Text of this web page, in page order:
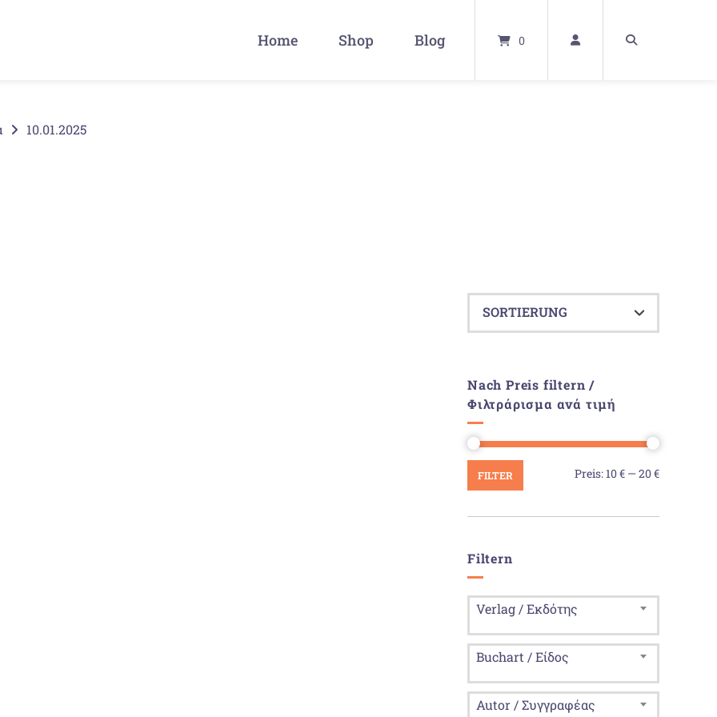
Home Shop Blog 0
10.01.2025
Nach Preis filtern /
Φιλτράρισμα ανά τιμή
Min.
Max.
FILTER Preis: 10 €—20 €
Filtern
Verlag / Εκδότης
Buchart / Είδος
Autor / Συγγραφέας